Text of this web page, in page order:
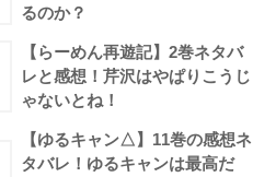
るのか？
【らーめん再遊記】2巻ネタバ
レと感想！芹沢はやぱりこうじ
ゃないとね！
【ゆるキャン△】11巻の感想ネ
タバレ！ゆるキャンは最高だ